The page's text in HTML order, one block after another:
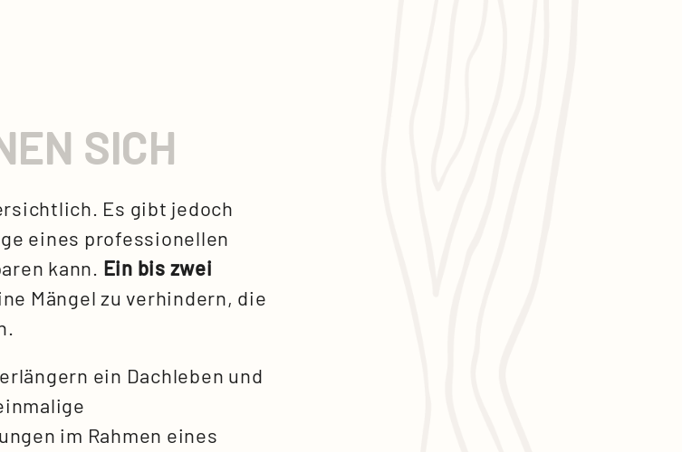
SICH
Es gibt jedoch
eines professionellen
kann. Ein bis zwei
Mängel zu verhindern, die
ein Dachleben und
im Rahmen eines